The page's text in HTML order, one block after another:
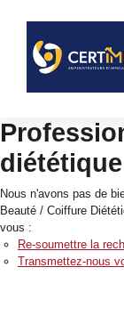
diététique
Nous n'avons pas de
Beauté / Coiffure
vous :
Re-soumettre la
Transmettez-nous